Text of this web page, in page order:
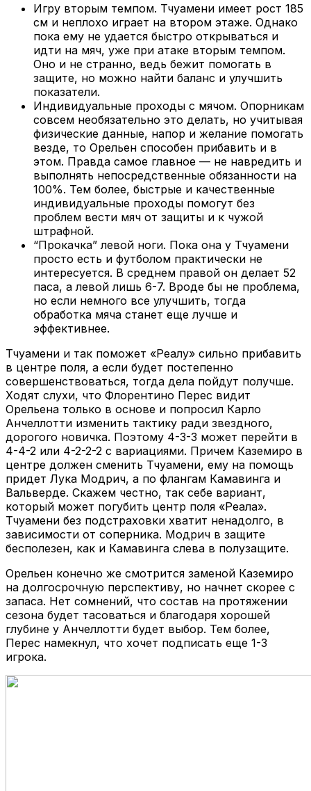
Игру вторым темпом. Тчуамени имеет рост 185
см и неплохо играет на втором этаже. Однако
пока ему не удается быстро открываться и
идти на мяч, уже при атаке вторым темпом.
Оно и не странно, ведь бежит помогать в
защите, но можно найти баланс и улучшить
показатели.
Индивидуальные проходы с мячом. Опорникам
совсем необязательно это делать, но учитывая
физические данные, напор и желание помогать
везде, то Орельен способен прибавить и в
этом. Правда самое главное — не навредить и
выполнять непосредственные обязанности на
100%. Тем более, быстрые и качественные
индивидуальные проходы помогут без
проблем вести мяч от защиты и к чужой
штрафной.
“Прокачка” левой ноги. Пока она у Тчуамени
просто есть и футболом практически не
интересуется. В среднем правой он делает 52
паса, а левой лишь 6-7. Вроде бы не проблема,
но если немного все улучшить, тогда
обработка мяча станет еще лучше и
эффективнее.
Тчуамени и так поможет «Реалу» сильно прибавить
в центре поля, а если будет постепенно
совершенствоваться, тогда дела пойдут получше.
Ходят слухи, что Флорентино Перес видит
Орельена только в основе и попросил Карло
Анчеллотти изменить тактику ради звездного,
дорогого новичка. Поэтому 4-3-3 может перейти в
4-4-2 или 4-2-2-2 с вариациями. Причем Каземиро в
центре должен сменить Тчуамени, ему на помощь
придет Лука Модрич, а по флангам Камавинга и
Вальверде. Скажем честно, так себе вариант,
который может погубить центр поля «Реала».
Тчуамени без подстраховки хватит ненадолго, в
зависимости от соперника. Модрич в защите
бесполезен, как и Камавинга слева в полузащите.
Орельен конечно же смотрится заменой Каземиро
на долгосрочную перспективу, но начнет скорее с
запаса. Нет сомнений, что состав на протяжении
сезона будет тасоваться и благодаря хорошей
глубине у Анчеллотти будет выбор. Тем более,
Перес намекнул, что хочет подписать еще 1-3
игрока.